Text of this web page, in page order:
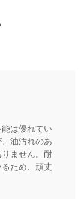
は優れてい
油汚れのあ
ません。耐
ため、頑丈